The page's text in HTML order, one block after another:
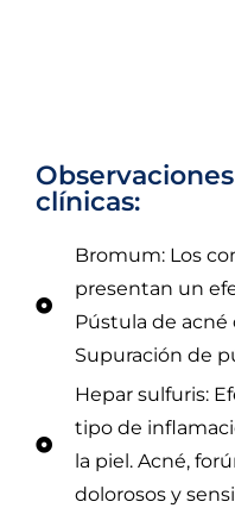
clínicas:
Bromum: Los
presentan un
Pústula de acné
Supuración de
Hepar sulfuris:
tipo de
la piel. Acné,
dolorosos y